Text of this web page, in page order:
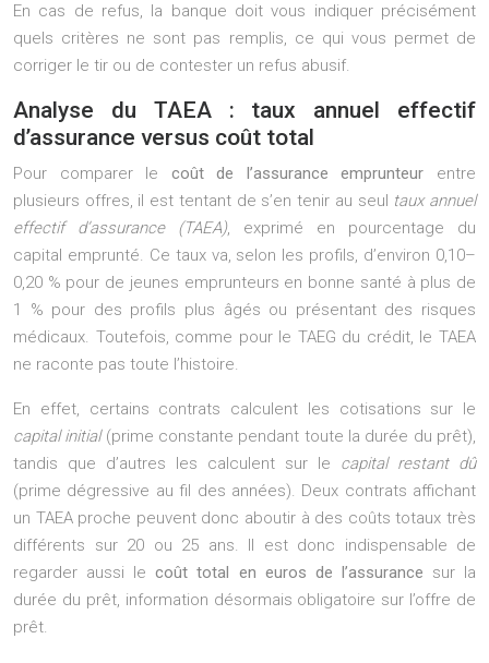
En cas de refus, la banque doit vous indiquer précisément
quels critères ne sont pas remplis, ce qui vous permet de
corriger le tir ou de contester un refus abusif.
Analyse du TAEA : taux annuel effectif
d’assurance versus coût total
Pour comparer le coût de l’assurance emprunteur entre
plusieurs offres, il est tentant de s’en tenir au seul taux annuel
effectif d’assurance (TAEA), exprimé en pourcentage du
capital emprunté. Ce taux va, selon les profils, d’environ 0,10–
0,20 % pour de jeunes emprunteurs en bonne santé à plus de
1 % pour des profils plus âgés ou présentant des risques
médicaux. Toutefois, comme pour le TAEG du crédit, le TAEA
ne raconte pas toute l’histoire.
En effet, certains contrats calculent les cotisations sur le
capital initial(prime constante pendant toute la durée du prêt),
tandis que d’autres les calculent sur le capital restant dû
(prime dégressive au fil des années). Deux contrats affichant
un TAEA proche peuvent donc aboutir à des coûts totaux très
différents sur 20 ou 25 ans. Il est donc indispensable de
regarder aussi lecoût total en euros de l’assurance sur la
durée du prêt, information désormais obligatoire sur l’offre de
prêt.